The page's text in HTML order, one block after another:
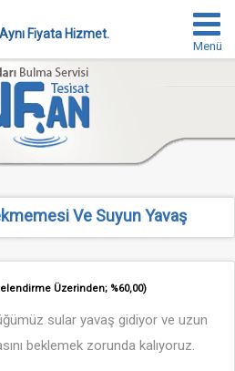
Fiyata Hizmet.
Menü
Ve Suyun Yavaş
Üzerinden; %60,00)
sular yavaş gidiyor ve uzun
beklemek zorunda kalıyoruz.